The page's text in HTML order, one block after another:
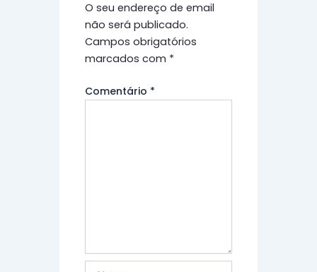
O seu endereço de email
não será publicado.
Campos obrigatórios
marcados com *
Comentário *